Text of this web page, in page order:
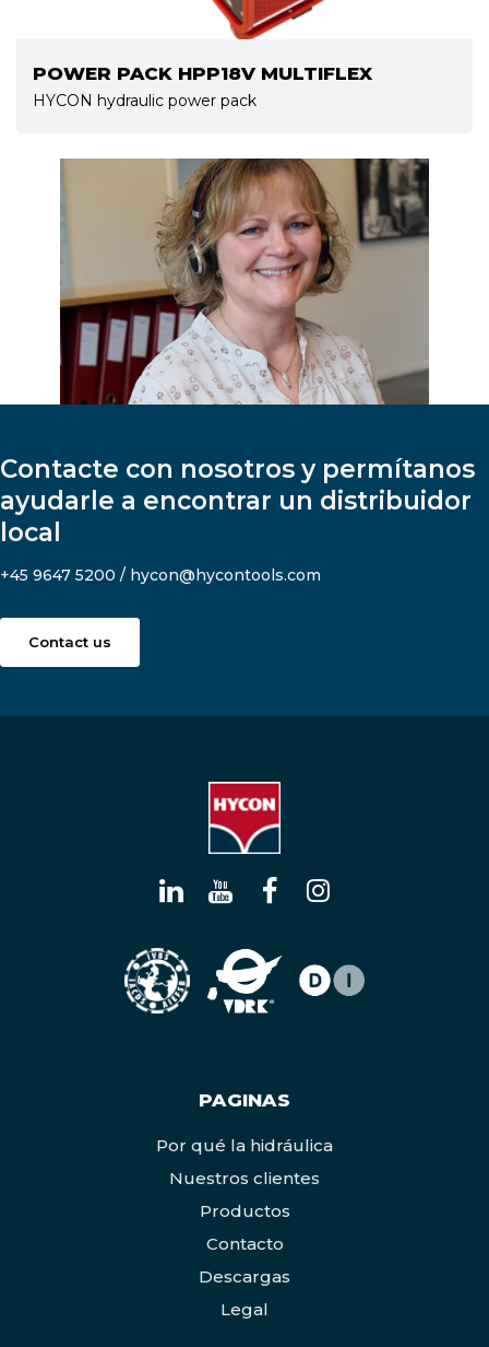
POWER PACK HPP18V MULTIFLEX
HYCON hydraulic power pack
Contacte con nosotros y permítanos
ayudarle a encontrar un distribuidor
local
+45 9647 5200 / hycon@hycontools.com
Contact us
PAGINAS
Por qué la hidráulica
Nuestros clientes
Productos
Contacto
Descargas
Legal